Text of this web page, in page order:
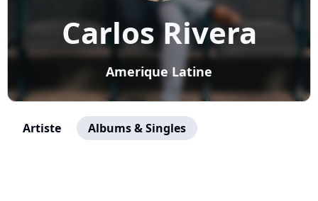
Carlos Rivera
Amerique Latine
Artiste Albums & Singles